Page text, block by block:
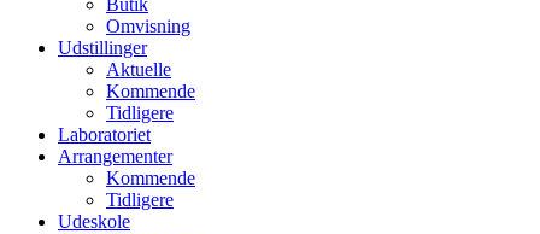
Butik
Omvisning
Udstillinger
Aktuelle
Kommende
Tidligere
Laboratoriet
Arrangementer
Kommende
Tidligere
Udeskole